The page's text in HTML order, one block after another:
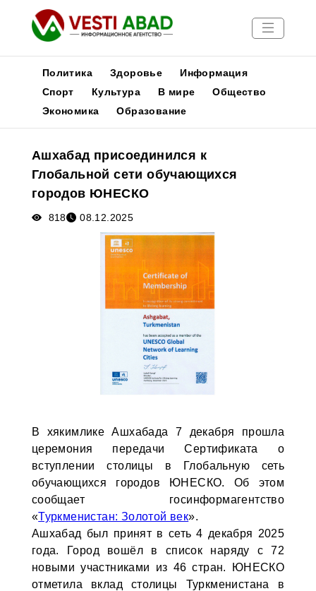
Новости
Медиа
Афиша
Политика Здоровье
Информация
Спорт
Культура В мире
Общество
Экономика
Образование
Ашхабад присоединился к
Глобальной сети обучающихся
городов ЮНЕСКО
818 08.12.2025
В хякимлике Ашхабада 7 декабря прошла
церемония передачи Сертификата о
вступлении столицы в Глобальную сеть
обучающихся городов ЮНЕСКО. Об этом
сообщает госинформагентство
«Туркменистан: Золотой век».
Ашхабад был принят в сеть 4 декабря 2025
года. Город вошёл в список наряду с 72
новыми участниками из 46 стран. ЮНЕСКО
отметила вклад столицы Туркменистана в